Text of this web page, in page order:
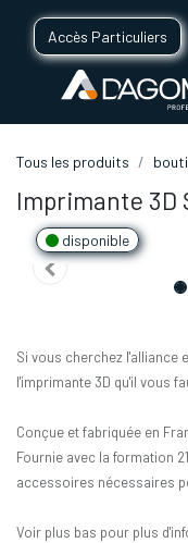
Accès Particuliers
Tous les produits
Imprimante 3D
disponible
Si vous cherchez l'alliance
l'imprimante 3D qu'il vous
Conçue et fabriquée en
Fournie avec la formation
accessoires nécessaires
Voir plus bas pour plus